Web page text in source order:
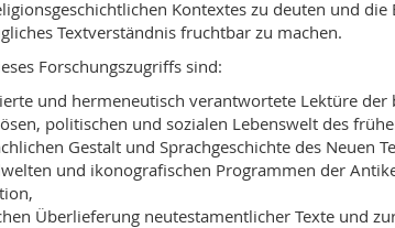
Kontextes zu deuten und die
Textverständnis fruchtbar zu machen.
Forschungszugriffs sind:
und hermeneutisch verantwortete Lektüre der
politischen und sozialen Lebenswelt des
Gestalt und Sprachgeschichte des Neuen
und ikonografischen Programmen der
Überlieferung neutestamentlicher Texte und